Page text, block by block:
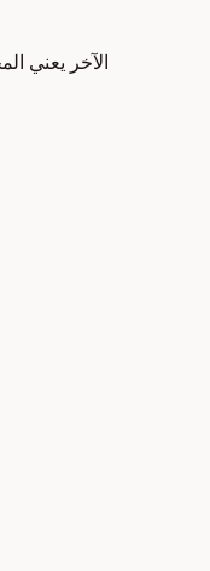
الآخر يعني